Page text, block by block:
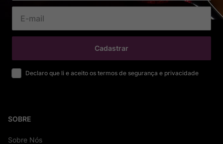
Cadastrar
Declaro que li e aceito os termos de segurança e privacidade
SOBRE
Sobre Nós